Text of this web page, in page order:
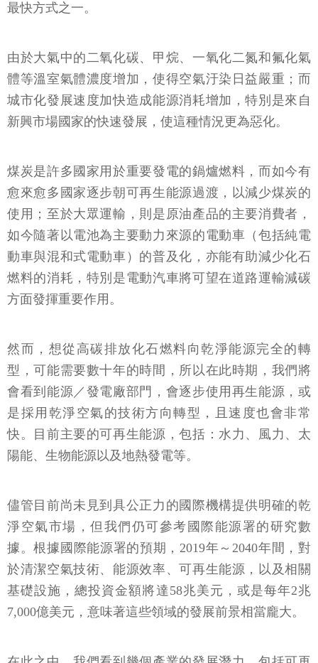
最快方式之一。
由於大氣中的二氧化碳、甲烷、一氧化二氮和氟化氣
體等溫室氣體濃度增加，使得空氣汙染日益嚴重；而
城市化發展速度加快造成能源消耗增加，特別是來自
新興市場國家的快速發展，使這種情況更為惡化。
煤炭是許多國家用於重要發電的鍋爐燃料，而如今有
愈來愈多國家逐步朝可再生能源過渡，以減少煤炭的
使用；至於大眾運輸，則是原油產品的主要消費者，
如今隨著以電池為主要動力來源的電動車（包括純電
動車與混和式電動車）的普及化，亦能有助減少化石
燃料的消耗，特別是電動汽車將可望在道路運輸減碳
方面發揮重要作用。
然而，想從高碳排放化石燃料向乾淨能源完全的轉
型，可能需要數十年的時間，所以在此時期，我們將
會看到能源／發電廠部門，會逐步使用再生能源，或
是採用乾淨空氣的技術方向轉型，且速度也會非常
快。目前主要的可再生能源，包括：水力、風力、太
陽能、生物能源以及地熱發電等。
儘管目前尚未見到具公正力的國際機構提供明確的乾
淨空氣市場，但我們仍可參考國際能源署的研究數
據。根據國際能源署的預期，2019年～2040年間，對
於清潔空氣技術、能源效率、可再生能源，以及相關
基礎設施，總投資金額將達58兆美元，或是每年2兆
7,000億美元，意味著這些領域的發展前景相當龐大。